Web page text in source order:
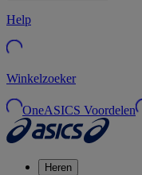
Help
Winkelzoeker
OneASICS Voordelen
Heren